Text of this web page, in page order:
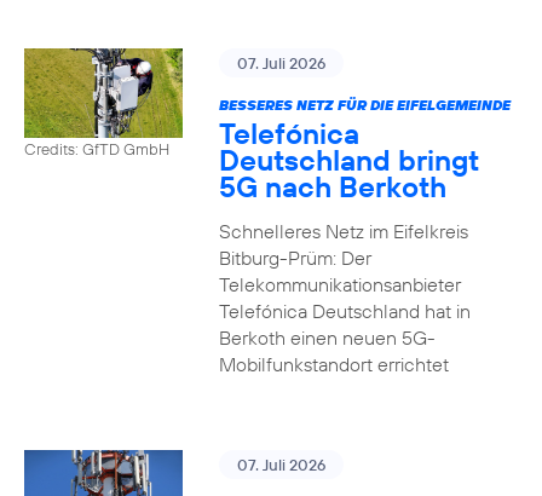
Credits: GfTD GmbH
07. Juli 2026
BESSERES NETZ FÜR DIE EIFELGEMEINDE
Telefónica
Deutschland bringt
5G nach Berkoth
Schnelleres Netz im Eifelkreis
Bitburg-Prüm: Der
Telekommunikationsanbieter
Telefónica Deutschland hat in
Berkoth einen neuen 5G-
Mobilfunkstandort errichtet
07. Juli 2026